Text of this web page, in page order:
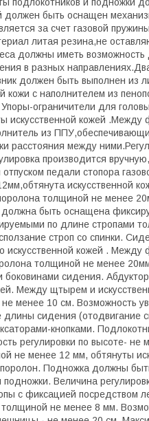
подлокотников и подножки
быть оснащен
за счет газовой
литая резина,не
должны иметь возможность
в разных
должен быть выполнен из
с наполнителем из
ограничители для
искусственной кожей .Между
из
расстояния между
производится
педали стопора
искусственной
толщиной не менее
должна быть оснащена
по длине стропами
строп со спинки.
кожей . Между
толщиной не менее
сидения.
Между щтырем и
менее 10 см. Возможность
сидения (отодвигание
кнопками.
регулировки по высоте- не
менее 12 мм, обтянуты
Подножка должны
Величина
с фиксацией посредством
не менее 8 мм.